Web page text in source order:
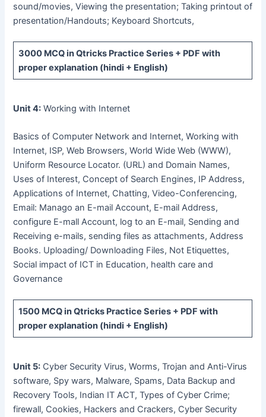
sound/movies, Viewing the presentation; Taking printout of
presentation/Handouts; Keyboard Shortcuts,
3000 MCQin Qtricks Practice Series + PDF with
proper explanation (hindi + English)
Unit 4: Working with Internet
Basics of Computer Network and Internet, Working with
Internet, ISP, Web Browsers, World Wide Web (WWW),
Uniform Resource Locator. (URL) and Domain Names,
Uses of Interest, Concept of Search Engines, IP Address,
Applications of Internet, Chatting, Video-Conferencing,
Email: Manago an E-mail Account, E-mail Address,
configure E-mall Account, log to an E-mail, Sending and
Receiving e-mails, sending files as attachments, Address
Books. Uploading/ Downloading Files, Not Etiquettes,
Social impact of ICT in Education, health care and
Governance
1500 MCQin Qtricks Practice Series + PDF with
proper explanation (hindi + English)
Unit 5: Cyber Security Virus, Worms, Trojan and Anti-Virus
software, Spy wars, Malware, Spams, Data Backup and
Recovery Tools, Indian IT ACT, Types of Cyber Crime;
firewall, Cookies, Hackers and Crackers, Cyber Security